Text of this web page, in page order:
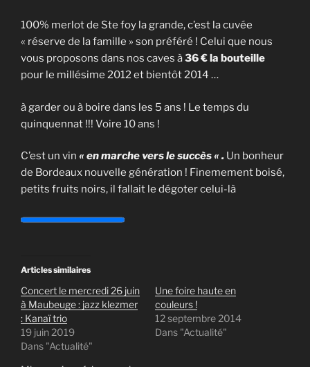
100% merlot de Ste foy la grande, c’est la cuvée
« réserve de la famille » son préféré ! Celui que nous
vous proposons dans nos caves à36 € la bouteille
pour le millésime 2012 et bientôt 2014 …
à garder ou à boire dans les 5 ans ! Le temps du
quinquennat !!! Voire 10 ans !
C’est un vin « en marche vers le succès « . Un bonheur
de Bordeaux nouvelle génération ! Finemement boisé,
petits fruits noirs, il fallait le dégoter celui-là
Articles similaires
Concert le mercredi 26 juin
à Maubeuge : jazz klezmer
: Kanaï trio
19 juin 2019
Dans "Actualité"
Une foire haute en
couleurs !
12 septembre 2014
Dans "Actualité"